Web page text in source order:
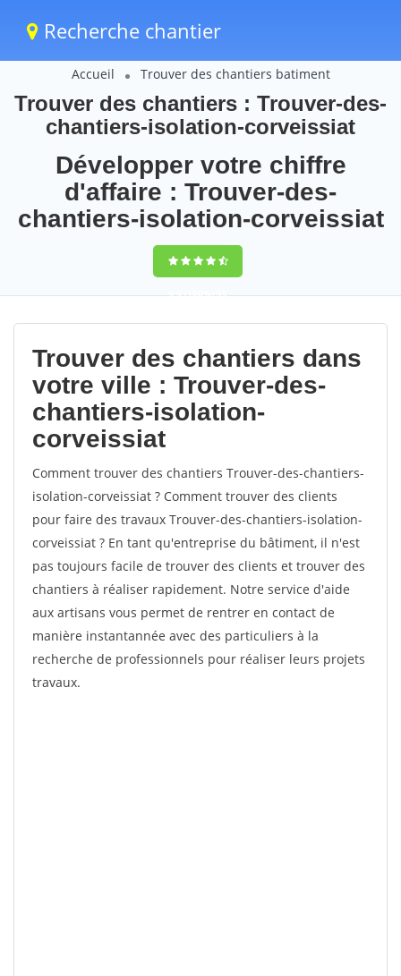
Recherche chantier
Accueil Trouver des chantiers batiment
Trouver des chantiers : Trouver-des-
chantiers-isolation-corveissiat
Développer votre chiffre
d'affaire : Trouver-des-
chantiers-isolation-corveissiat
9,5(100%)95
votes
Trouver des chantiers dans
votre ville : Trouver-des-
chantiers-isolation-
corveissiat
Comment trouver des chantiers Trouver-des-chantiers-
isolation-corveissiat ? Comment trouver des clients
pour faire des travaux Trouver-des-chantiers-isolation-
corveissiat ? En tant qu'entreprise du bâtiment, il n'est
pas toujours facile de trouver des clients et trouver des
chantiers à réaliser rapidement. Notre service d'aide
aux artisans vous permet de rentrer en contact de
manière instantannée avec des particuliers à la
recherche de professionnels pour réaliser leurs projets
travaux.